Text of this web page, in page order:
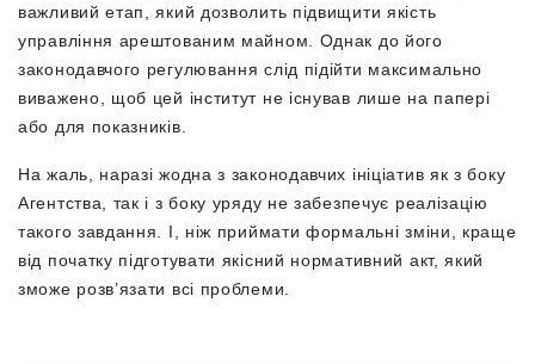
важливий етап, який дозволить підвищити якість
управління арештованим майном. Однак до його
законодавчого регулювання слід підійти максимально
виважено, щоб цей інститут не існував лише на папері
або для показників.
На жаль, наразі жодна з законодавчих ініціатив як з боку
Агентства, так і з боку уряду не забезпечує реалізацію
такого завдання. І, ніж приймати формальні зміни, краще
від початку підготувати якісний нормативний акт, який
зможе розв’язати всі проблеми.